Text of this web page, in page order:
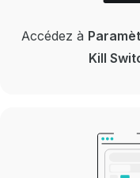
Accédez à
Kill